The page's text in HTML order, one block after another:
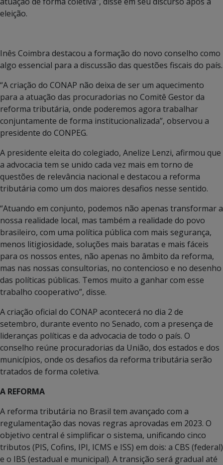
eleição.
Inês Coimbra destacou a formação do novo conselho como
algo essencial para a discussão das questões fiscais do país.
“A criação do CONAP não deixa de ser um aquecimento
para a atuação das procuradorias no Comitê Gestor da
reforma tributária, onde poderemos agora trabalhar
conjuntamente de forma institucionalizada”, observou a
presidente do CONPEG.
A presidente eleita do colegiado, Anelize Lenzi, afirmou que
a advocacia tem se unido cada vez mais em torno de
questões de relevância nacional e destacou a reforma
tributária como um dos maiores desafios nesse sentido.
“Atuando em conjunto, podemos não apenas transformar a
nossa realidade local, mas também a realidade do povo
brasileiro, com uma política pública com mais segurança,
menos litigiosidade, soluções mais baratas e mais fáceis
para os nossos entes, não apenas no âmbito da reforma,
mas nas nossas consultorias, no contencioso e no desenho
das políticas públicas. Temos muito a ganhar com esse
trabalho cooperativo”, disse.
A criação oficial do CONAP acontecerá no dia 2 de
setembro, durante evento no Senado, com a presença de
lideranças políticas e da advocacia de todo o país. O
conselho reúne procuradorias da União, dos estados e dos
municípios, onde os desafios da reforma tributária serão
tratados de forma coletiva.
A REFORMA
A reforma tributária no Brasil tem avançado com a
regulamentação das novas regras aprovadas em 2023. O
objetivo central é simplificar o sistema, unificando cinco
tributos (PIS, Cofins, IPI, ICMS e ISS) em dois: a CBS (federal)
e o IBS (estadual e municipal). A transição será gradual até